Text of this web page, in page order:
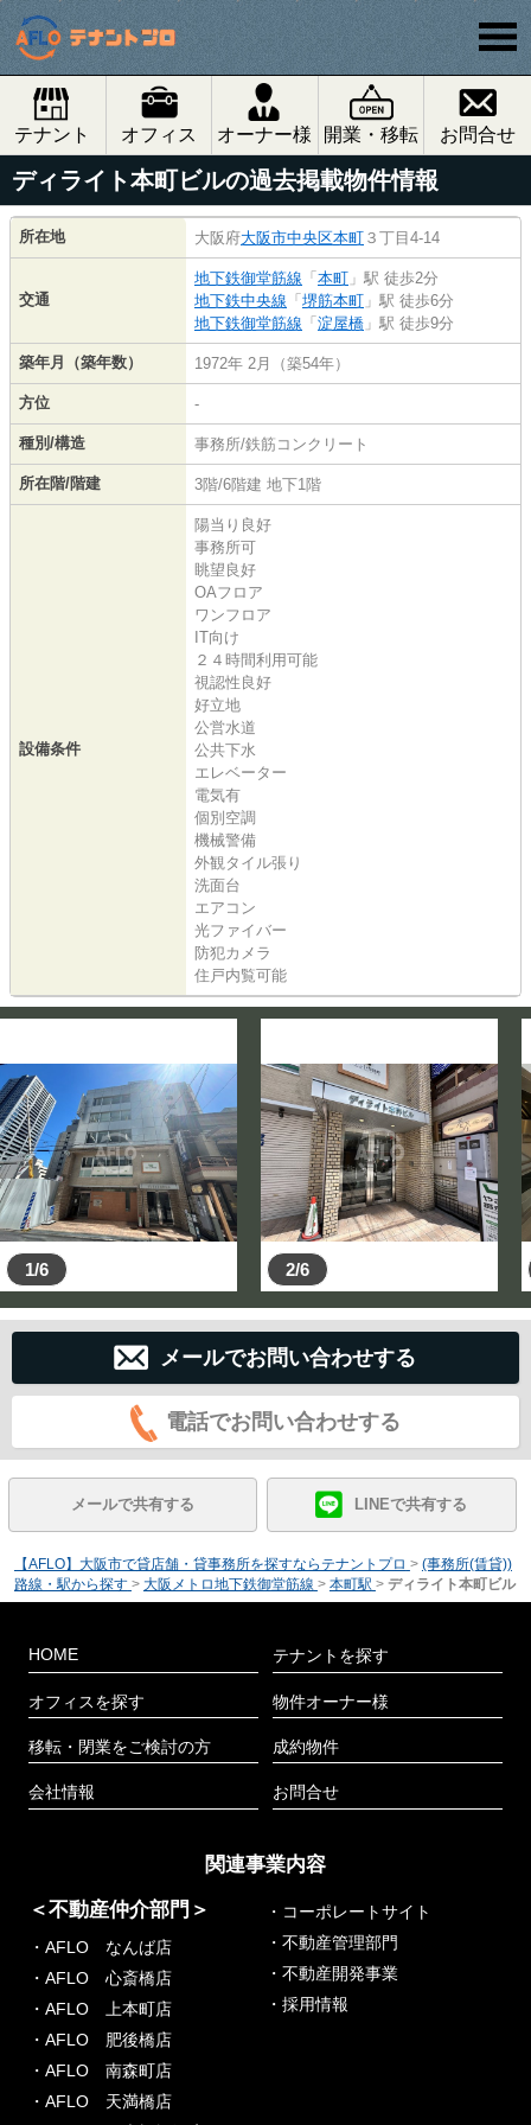
テナント オフィス オーナー様 開業・移転 お問合せ
ディライト本町ビルの過去掲載物件情報
所在地 大阪府大阪市中央区本町 ３丁目4-14
交通
地下鉄御堂筋線 「本町 」駅 徒歩2分
地下鉄中央線 「堺筋本町 」駅 徒歩6分
地下鉄御堂筋線 「淀屋橋 」駅 徒歩9分
築年月（築年数） 1972年 2月（築54年）
方位 -
種別/構造 事務所/鉄筋コンクリート
所在階/階建 3階/6階建 地下1階
設備条件
陽当り良好
事務所可
眺望良好
OAフロア
ワンフロア
IT向け
２４時間利用可能
視認性良好
好立地
公営水道
公共下水
エレベーター
電気有
個別空調
機械警備
外観タイル張り
洗面台
エアコン
光ファイバー
防犯カメラ
住戸内覧可能
1/6 2/6
メールでお問い合わせする
電話でお問い合わせする
メールで共有する LINEで共有する
【AFLO】大阪市で貸店舗・貸事務所を探すならテナントプロ > (事務所(賃貸))
路線・駅から探す > 大阪メトロ地下鉄御堂筋線 > 本町駅 > ディライト本町ビル
HOME
オフィスを探す
移転・閉業をご検討の方
会社情報
テナントを探す
物件オーナー様
成約物件
お問合せ
関連事業内容
＜不動産仲介部門＞
・AFLO なんば店
・AFLO 心斎橋店
・AFLO 上本町店
・AFLO 肥後橋店
・AFLO 南森町店
・AFLO 天満橋店
・コーポレートサイト
・不動産管理部門
・不動産開発事業
・採用情報